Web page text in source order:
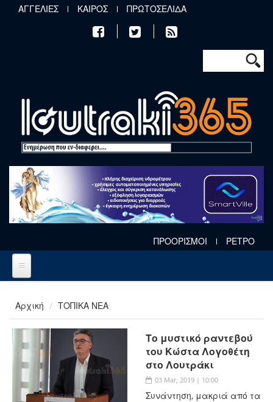
Παράκαμψη προς το κυρίως περιεχόμενο
ΑΓΓΕΛΙΕΣ ΚΑΙΡΟΣ ΠΡΩΤΟΣΕΛΙΔΑ
Φόρμα
Αναζήτηση
ΠΡΟΟΡΙΣΜΟΙ ΡΕΤΡΟ
Αρχική ΤΟΠΙΚΑ ΝΕΑ
Το μυστικό ραντεβού
του Κώστα Λογοθέτη
στο Λουτράκι
03 Mar, 2019 | 10:00
Συνάντηση, μακριά από τα